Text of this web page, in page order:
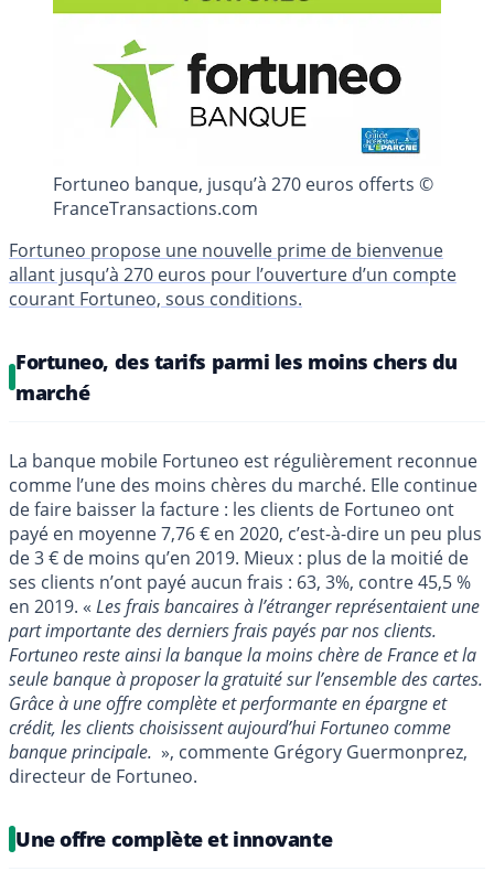
Fortuneo banque, jusqu’à 270 euros offerts ©
FranceTransactions.com
Fortuneo propose une nouvelle prime de bienvenue
allant jusqu’à 270 euros pour l’ouverture d’un compte
courant Fortuneo, sous conditions.
Fortuneo, des tarifs parmi les moins chers du
marché
La banque mobile Fortuneo est régulièrement reconnue
comme l’une des moins chères du marché. Elle continue
de faire baisser la facture : les clients de Fortuneo ont
payé en moyenne 7,76 € en 2020, c’est-à-dire un peu plus
de 3 € de moins qu’en 2019. Mieux : plus de la moitié de
ses clients n’ont payé aucun frais : 63, 3%, contre 45,5 %
en 2019. « Les frais bancaires à l’étranger représentaient une
part importante des derniers frais payés par nos clients.
Fortuneo reste ainsi la banque la moins chère de France et la
seule banque à proposer la gratuité sur l’ensemble des cartes.
Grâce à une offre complète et performante en épargne et
crédit, les clients choisissent aujourd’hui Fortuneo comme
banque principale. », commente Grégory Guermonprez,
directeur de Fortuneo.
Une offre complète et innovante